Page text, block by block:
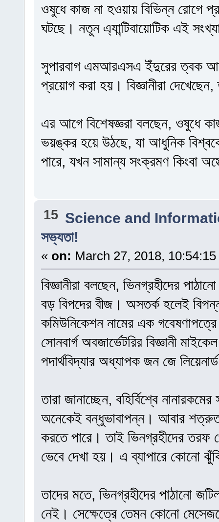
ওষুধে কাজ না হওয়ায় বিভিন্ন রোগে
ঘটছে। নতুন এ্যান্টিবায়োটিক এই
সুপারবাগ এমআরএসএ ইঁদুরের ত্বক
প্রয়োগ করা হয়। বিজ্ঞানীরা
এর আগে বিশেষজ্ঞরা বলছেন, ওষুধে
ভয়ঙ্কর হয়ে উঠছে, যা আধুনিক
পারে, যখন সামান্য সংক্রমণ কিংবা
15 Science and
সভ্যতা!
« on: March 27, 2018,
বিজ্ঞানীরা বলছেন, ভিনগ্রহীদের
বড় বিপদের বীজ। অসতর্ক হলেই
কমিউনিকেশন নামের এক গবেষণাপত্রে
সোনবার্গ অবজার্ভেটরির বিজ্ঞানী
পদার্থবিদ্যার অধ্যাপক জন জে
তারা জানাচ্ছেন, বহির্বিশ্বে
অনেকেই বন্ধুভাবাপন্ন। আবার
করতে পারে। তাই ভিনগ্রহীদের
ভেবে দেখা হয়। এ ব্যাপারে কোনো
তাদের মতে, ভিনগ্রহীদের পাঠানো
নেই। সেক্ষেত্রে তেমন কোনো